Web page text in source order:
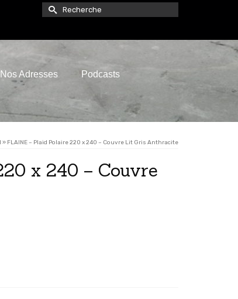
Rechercher :
Nos Adresses Podcasts
» FLAINE – Plaid Polaire 220 x 240 – Couvre Lit Gris Anthracite
x 240 – Couvre